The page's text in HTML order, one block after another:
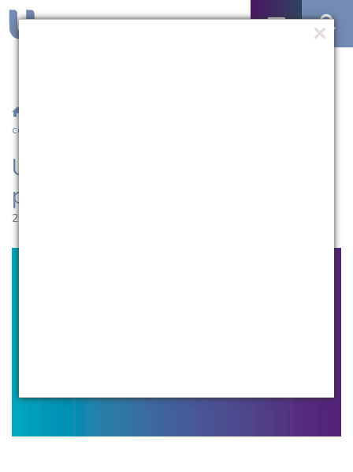
comunidade
UCPel assegura atendimento
psicológico a comunidade
29.04.2019 | 21:43